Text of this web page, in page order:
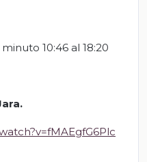
10:46 al 18:20